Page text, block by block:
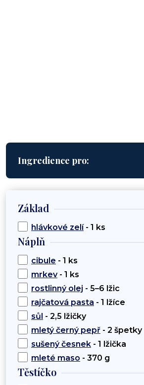
Ingredience pro:
Základ
hlávkové zelí- 1 ks
Náplň
cibule - 1 ks
mrkev- 1 ks
rostlinný olej - 5–6 lžic
rajčatová pasta - 1 lžíce
sůl - 2,5 lžičky
mletý černý pepř - 2 špetky
sušený česnek - 1 lžička
mleté maso - 370 g
Těstíčko